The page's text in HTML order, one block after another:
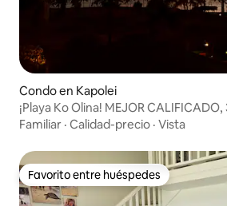
Condo en Kapolei
¡Playa Ko Olina! MEJOR
baños, próximo 27/08
Familiar · Calidad-precio · Vista
Favorito entre huéspedes
Favorito entre huéspedes